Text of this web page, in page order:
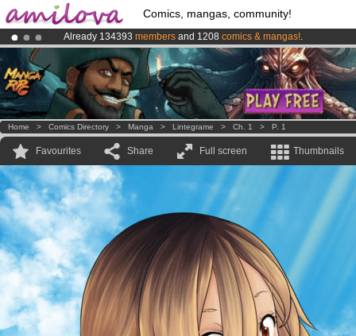
Comics, mangas, community!
Already 134393 members and 1208 comics & mangas!.
Premium membership from3.95 eurosper month !Get membership
AmilovaKickstarter is now LIVE!.
Home > Comics Directory > Manga > Lintegrame > Ch. 1 > P. 1
Favourites Share Full screen Thumbnails